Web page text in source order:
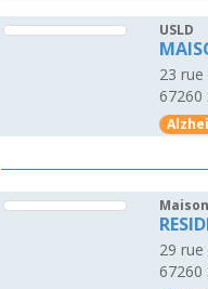
USLD
23
67260
29
67260